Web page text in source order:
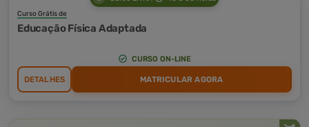
Curso Grátis de
Educação Física Adaptada
CURSO ON-LINE
DETALHES MATRICULAR AGORA